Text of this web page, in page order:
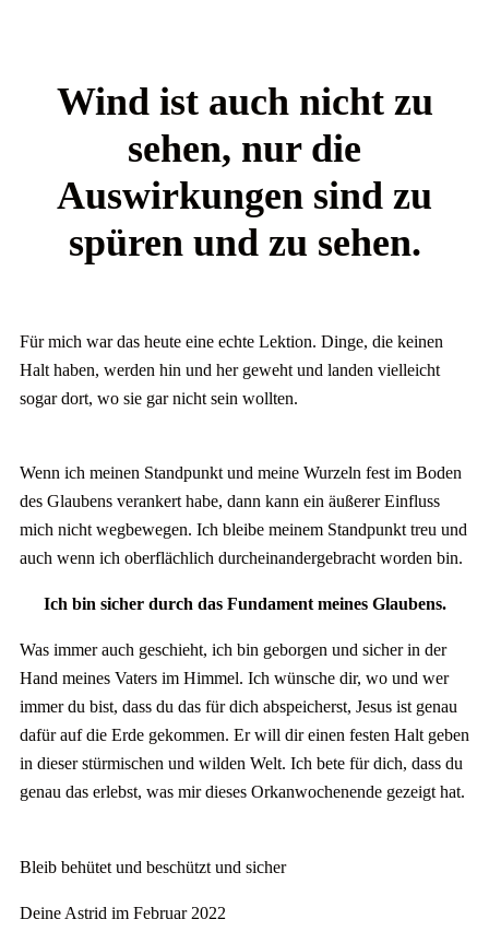
Wind ist auch nicht zu
sehen, nur die
Auswirkungen sind zu
spüren und zu sehen.
Für mich war das heute eine echte Lektion. Dinge, die keinen
Halt haben, werden hin und her geweht und landen vielleicht
sogar dort, wo sie gar nicht sein wollten.
Wenn ich meinen Standpunkt und meine Wurzeln fest im Boden
des Glaubens verankert habe, dann kann ein äußerer Einfluss
mich nicht wegbewegen. Ich bleibe meinem Standpunkt treu und
auch wenn ich oberflächlich durcheinandergebracht worden bin.
Ich bin sicher durch das Fundament meines Glaubens.
Was immer auch geschieht, ich bin geborgen und sicher in der
Hand meines Vaters im Himmel. Ich wünsche dir, wo und wer
immer du bist, dass du das für dich abspeicherst, Jesus ist genau
dafür auf die Erde gekommen. Er will dir einen festen Halt geben
in dieser stürmischen und wilden Welt. Ich bete für dich, dass du
genau das erlebst, was mir dieses Orkanwochenende gezeigt hat.
Bleib behütet und beschützt und sicher
Deine Astrid im Februar 2022